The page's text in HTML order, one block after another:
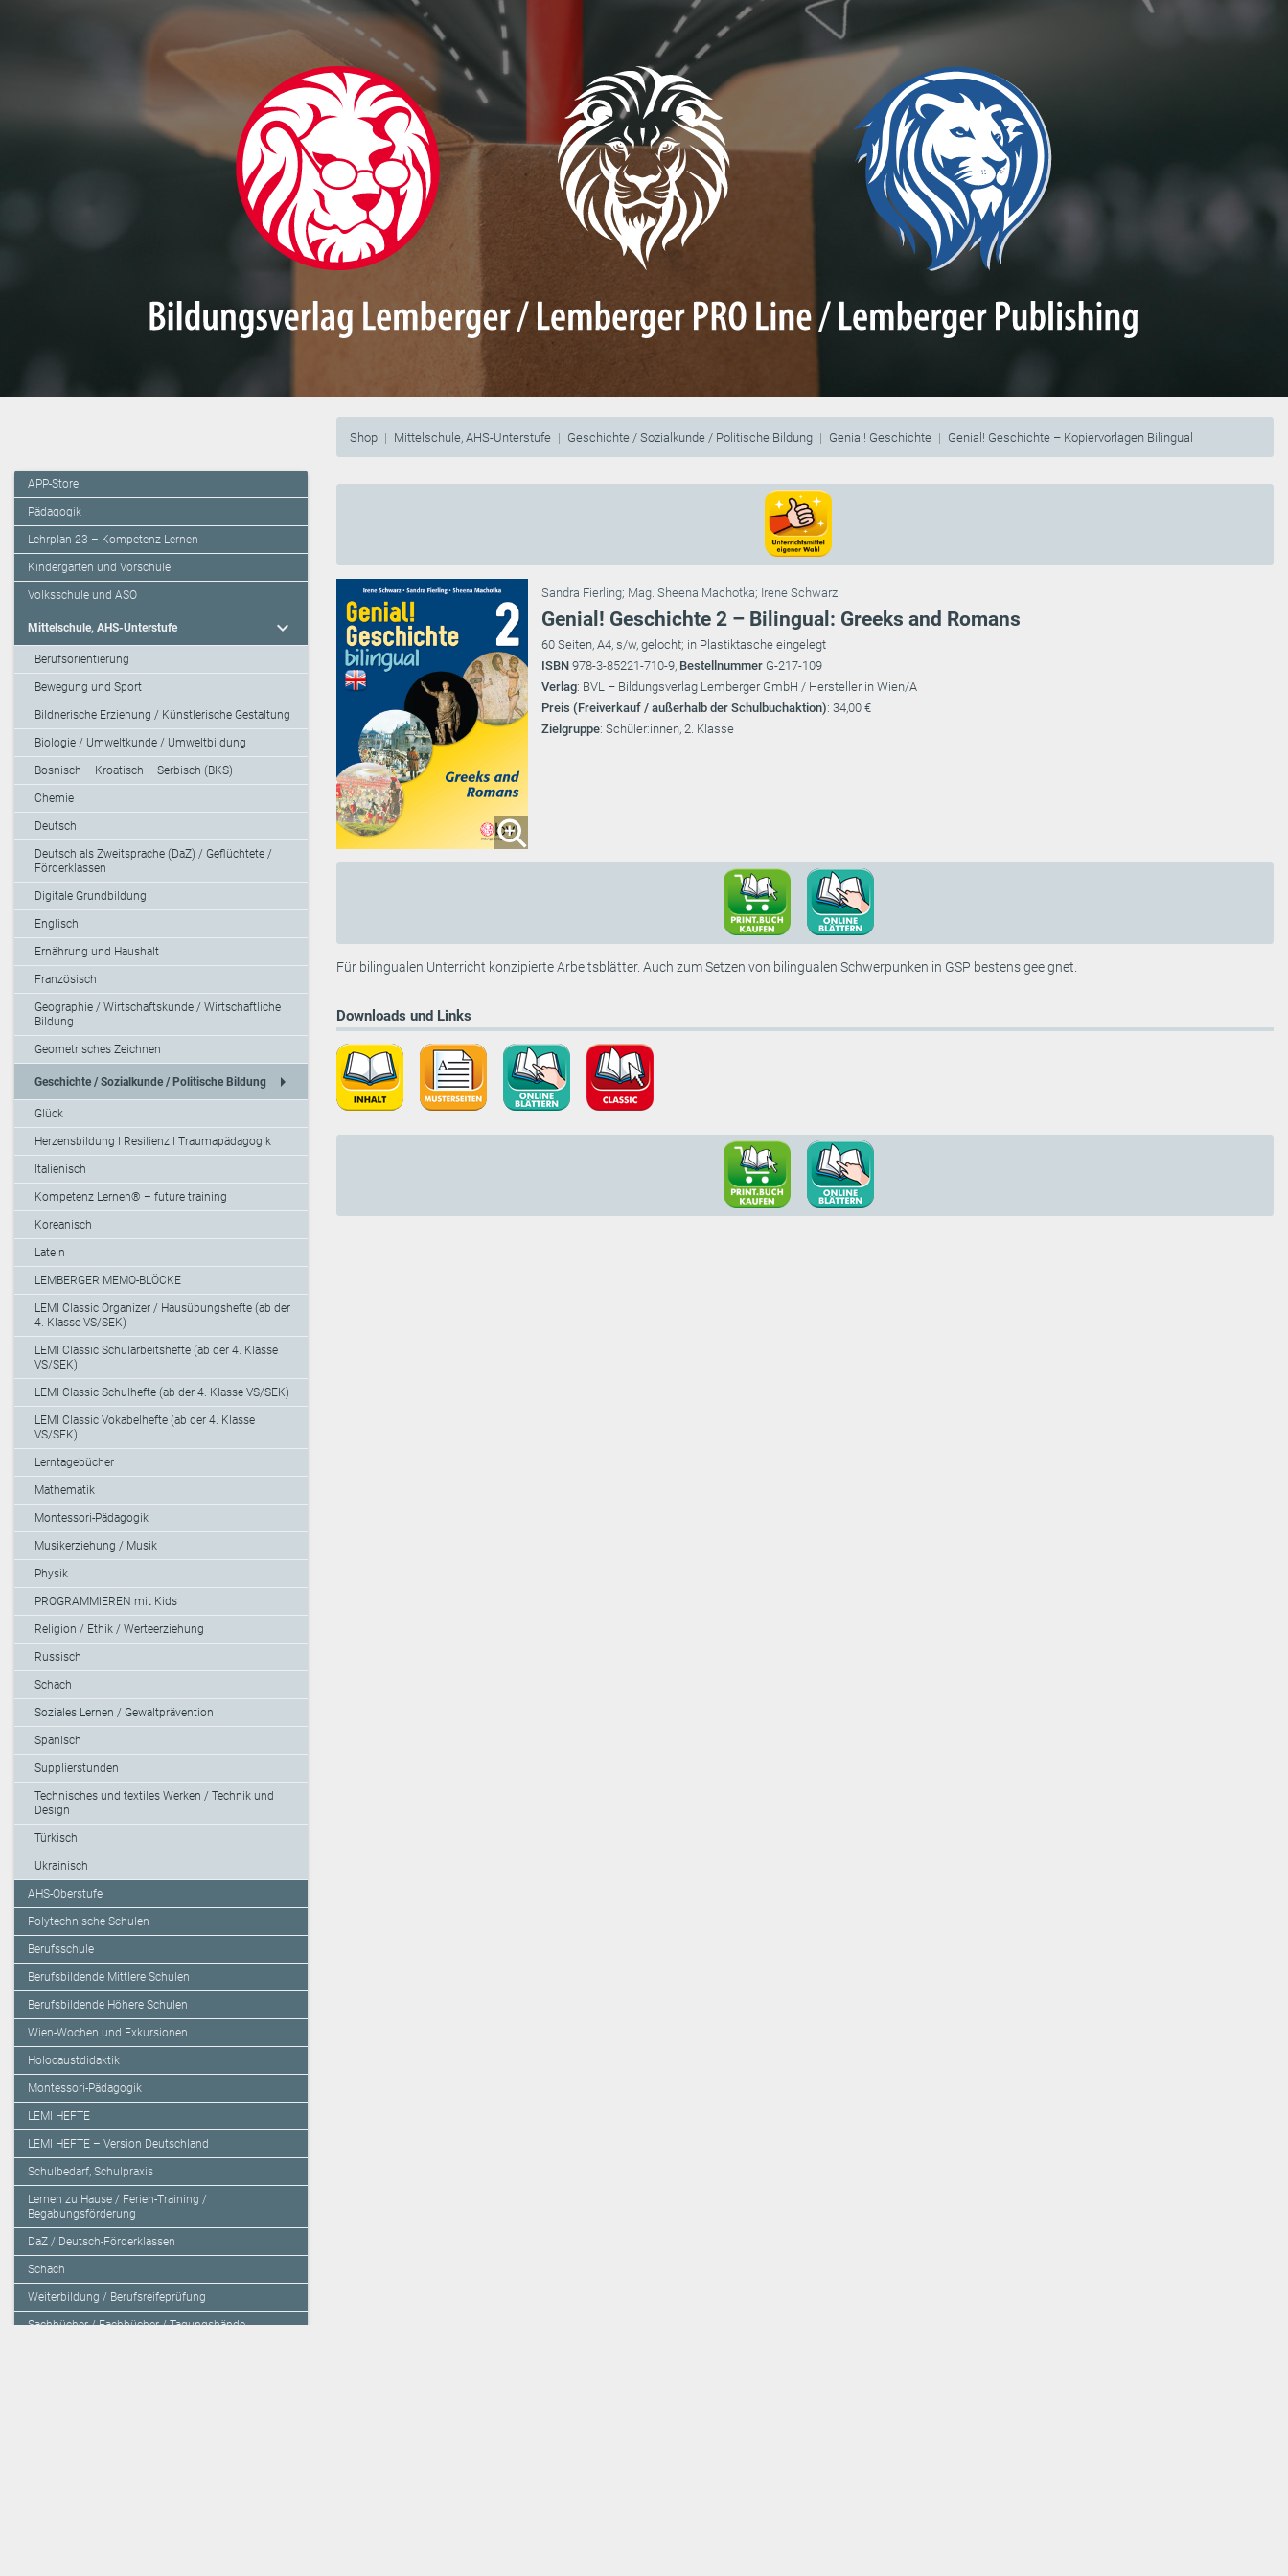
Shop Mittelschule, AHS-Unterstufe Geschichte / Sozialkunde / Politische Bildung Genial! Geschichte Genial! Geschichte – Kopiervorlagen Bilingual
APP-Store
Pädagogik
Lehrplan 23 – Kompetenz Lernen
Kindergarten und Vorschule
Volksschule und ASO
Mittelschule, AHS-Unterstufe expand_more
Berufsorientierung
Bewegung und Sport
Bildnerische Erziehung / Künstlerische Gestaltung
Biologie / Umweltkunde / Umweltbildung
Bosnisch – Kroatisch – Serbisch (BKS)
Chemie
Deutsch
Deutsch als Zweitsprache (DaZ) / Geflüchtete /
Förderklassen
Digitale Grundbildung
Englisch
Ernährung und Haushalt
Französisch
Geographie / Wirtschaftskunde / Wirtschaftliche
Bildung
Geometrisches Zeichnen
Geschichte / Sozialkunde / Politische Bildung arrow_right
Glück
Herzensbildung I Resilienz I Traumapädagogik
Italienisch
Kompetenz Lernen® – future training
Koreanisch
Latein
LEMBERGER MEMO-BLÖCKE
LEMI Classic Organizer / Hausübungshefte (ab der
4. Klasse VS/SEK)
LEMI Classic Schularbeitshefte (ab der 4. Klasse
VS/SEK)
LEMI Classic Schulhefte (ab der 4. Klasse VS/SEK)
LEMI Classic Vokabelhefte (ab der 4. Klasse
VS/SEK)
Lerntagebücher
Mathematik
Montessori-Pädagogik
Musikerziehung / Musik
Physik
PROGRAMMIEREN mit Kids
Religion / Ethik / Werteerziehung
Russisch
Schach
Soziales Lernen / Gewaltprävention
Spanisch
Supplierstunden
Technisches und textiles Werken / Technik und
Design
Türkisch
Ukrainisch
AHS-Oberstufe
Polytechnische Schulen
Berufsschule
Berufsbildende Mittlere Schulen
Berufsbildende Höhere Schulen
Wien-Wochen und Exkursionen
Holocaustdidaktik
Montessori-Pädagogik
LEMI HEFTE
LEMI HEFTE – Version Deutschland
Schulbedarf, Schulpraxis
Lernen zu Hause / Ferien-Training /
Begabungsförderung
DaZ / Deutsch-Förderklassen
Schach
Weiterbildung / Berufsreifeprüfung
Sachbücher / Fachbücher / Tagungsbände
Sandra Fierling; Mag. Sheena Machotka; Irene Schwarz
Genial! Geschichte 2 – Bilingual: Greeks and Romans
60 Seiten, A4, s/w, gelocht; in Plastiktasche eingelegt
ISBN 978-3-85221-710-9, Bestellnummer G-217-109
Verlag: BVL – Bildungsverlag Lemberger GmbH / Hersteller in Wien/A
Preis (Freiverkauf / außerhalb der Schulbuchaktion): 34,00 €
Zielgruppe: Schüler:innen, 2. Klasse
Für bilingualen Unterricht konzipierte Arbeitsblätter. Auch zum Setzen von bilingualen Schwerpunken in GSP bestens geeignet.
Downloads und Links